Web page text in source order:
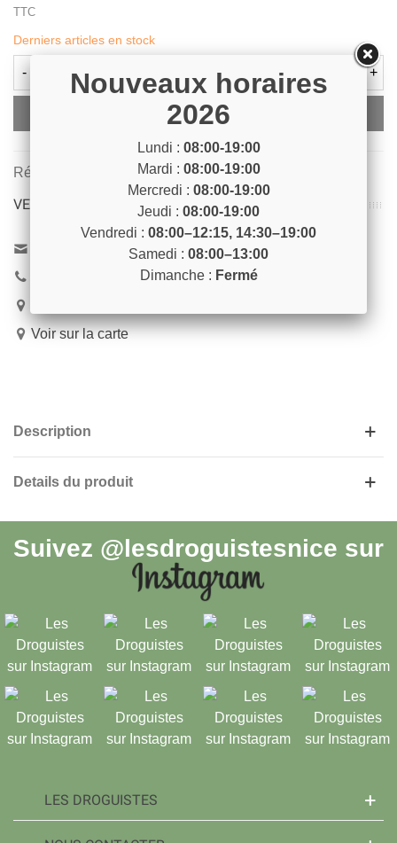
TTC
Derniers articles en stock
- +
Ajouter Au Panier
Référence: PARQUET9
VENEZ NOUS RENCONTRER !
Contactez-nous
Voir sur la carte
Description
Details du produit
Suivez @lesdroguistesnice sur
LES DROGUISTES
Nouveaux horaires
2026
Lundi : 08:00-19:00
Mardi : 08:00-19:00
Mercredi : 08:00-19:00
Jeudi : 08:00-19:00
Vendredi : 08:00–12:15, 14:30–19:00
Samedi : 08:00–13:00
Dimanche : Fermé